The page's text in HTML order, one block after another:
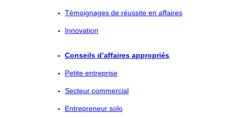
Témoignages de réussite en affaires
Innovation
Conseils d’affaires appropriés
Petite entreprise
Secteur commercial
Entrepreneur solo